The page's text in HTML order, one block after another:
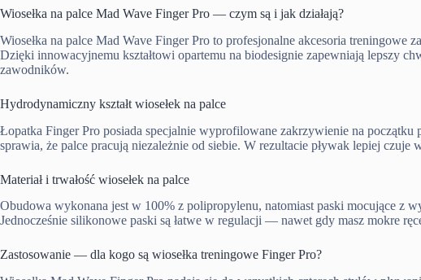
Wiosełka na palce Mad Wave Finger Pro — czym są i jak działają?
Wiosełka na palce Mad Wave Finger Pro to profesjonalne akcesoria treningowe
Dzięki innowacyjnemu kształtowi opartemu na biodesignie zapewniają lepszy
zawodników.
Hydrodynamiczny kształt wiosełek na palce
Łopatka Finger Pro posiada specjalnie wyprofilowane zakrzywienie na
sprawia, że palce pracują niezależnie od siebie. W rezultacie pływak lepiej
Materiał i trwałość wiosełek na palce
Obudowa wykonana jest w 100% z polipropylenu, natomiast paski mocujące z
Jednocześnie silikonowe paski są łatwe w regulacji — nawet gdy masz mokre
Zastosowanie — dla kogo są wiosełka treningowe Finger Pro?